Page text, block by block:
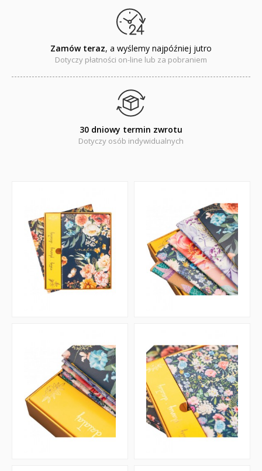
Zamów teraz, a wyślemy najpóźniej jutro
Dotyczy płatności on-line lub za pobraniem
30 dniowy termin zwrotu
Dotyczy osób indywidualnych